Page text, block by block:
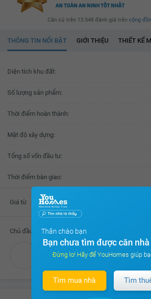
AN TOÀN AN NINH TỐT NHẤT
Căn cứ trên 13.548 đánh giá trên cộng
THÔNG TIN NỔI BẬT GIỚI THIỆU THIẾT KẾ
Diện tích khu đất:
Số lượng sản phẩm:
Thời điểm hoàn thành:
Mật độ xây dựng:
Tổng số vốn đầu tư:
Thời điểm bàn giao:
Giá từ
Chủ đầu tư
Doanh nghiệp tư nhân xây dựng
Thân chào bạn
Bạn chưa tìm được căn nhà
Đừng lo! Hãy để YouHomes giúp
Tìm mua nhà Tìm